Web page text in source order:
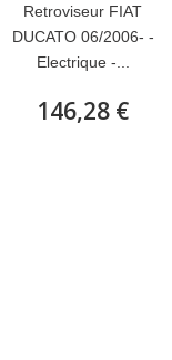
Retroviseur FIAT
DUCATO 06/2006- -
Electrique -...
146,28 €